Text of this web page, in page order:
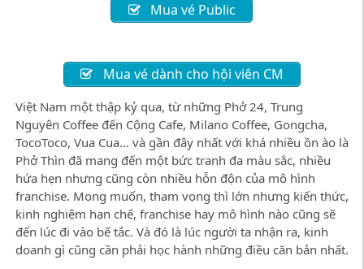
Mua vé Public
Mua vé dành cho hội viên CM
Việt Nam một thập kỷ qua, từ những Phở 24, Trung
Nguyên Coffee đến Cộng Cafe, Milano Coffee, Gongcha,
TocoToco, Vua Cua… và gần đây nhất với khá nhiều ồn ào là
Phở Thìn đã mang đến một bức tranh đa màu sắc, nhiều
hứa hẹn nhưng cũng còn nhiều hỗn độn của mô hình
franchise. Mong muốn, tham vọng thì lớn nhưng kiến thức,
kinh nghiệm hạn chế, franchise hay mô hình nào cũng sẽ
đến lúc đi vào bế tắc. Và đó là lúc người ta nhận ra, kinh
doanh gì cũng cần phải học hành những điều căn bản nhất.